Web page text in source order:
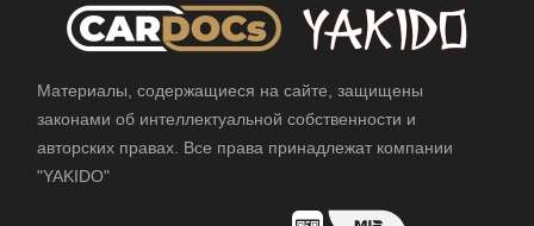
Материалы, содержащиеся на сайте, защищены
законами об интеллектуальной собственности и
авторских правах. Все права принадлежат компании
"YAKIDO"